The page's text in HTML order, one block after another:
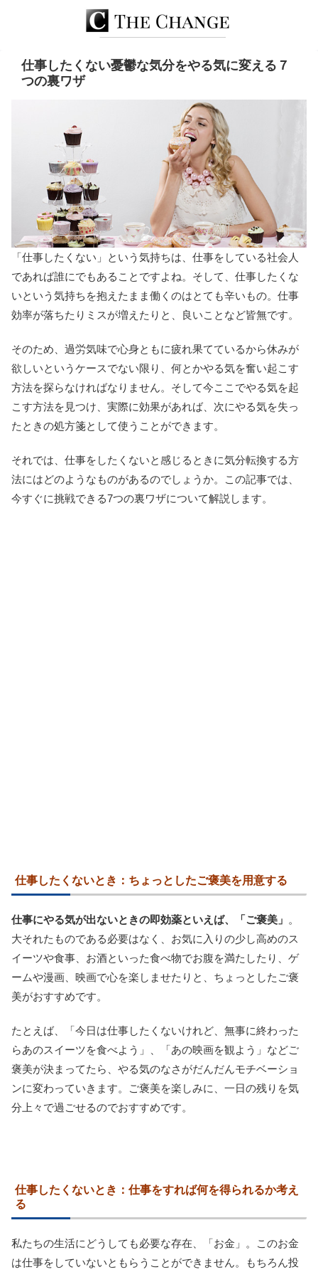
仕事したくない憂鬱な気分をやる気に変える７
つの裏ワザ
「仕事したくない」という気持ちは、仕事をしている社会人
であれば誰にでもあることですよね。そして、仕事したくな
いという気持ちを抱えたまま働くのはとても辛いもの。仕事
効率が落ちたりミスが増えたりと、良いことなど皆無です。
そのため、過労気味で心身ともに疲れ果てているから休みが
欲しいというケースでない限り、何とかやる気を奮い起こす
方法を探らなければなりません。そして今ここでやる気を起
こす方法を見つけ、実際に効果があれば、次にやる気を失っ
たときの処方箋として使うことができます。
それでは、仕事をしたくないと感じるときに気分転換する方
法にはどのようなものがあるのでしょうか。この記事では、
今すぐに挑戦できる7つの裏ワザについて解説します。
仕事したくないとき：ちょっとしたご褒美を用意する
仕事にやる気が出ないときの即効薬といえば、「ご褒美」 。
大それたものである必要はなく、お気に入りの少し高めのス
イーツや食事、お酒といった食べ物でお腹を満たしたり、ゲ
ームや漫画、映画で心を楽しませたりと、ちょっとしたご褒
美がおすすめです。
たとえば、「今日は仕事したくないけれど、無事に終わった
らあのスイーツを食べよう」、「あの映画を観よう」などご
褒美が決まってたら、やる気のなさがだんだんモチベーショ
ンに変わっていきます。ご褒美を楽しみに、一日の残りを気
分上々で過ごせるのでおすすめです。
仕事したくないとき：仕事をすれば何を得られるか考え
る
私たちの生活にどうしても必要な存在、「お金」。このお金
は仕事をしていないともらうことができません。もちろん投